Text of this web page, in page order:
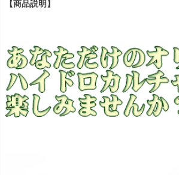
【商品説明】